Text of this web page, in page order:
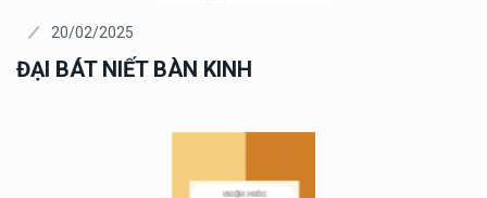
20/02/2025
ĐẠI BÁT NIẾT BÀN KINH